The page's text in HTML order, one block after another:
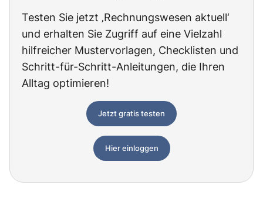
Testen Sie jetzt ‚Rechnungswesen aktuell‘
und erhalten Sie Zugriff auf eine Vielzahl
hilfreicher Mustervorlagen, Checklisten und
Schritt-für-Schritt-Anleitungen, die Ihren
Alltag optimieren!
Jetzt gratis testen
Hier einloggen